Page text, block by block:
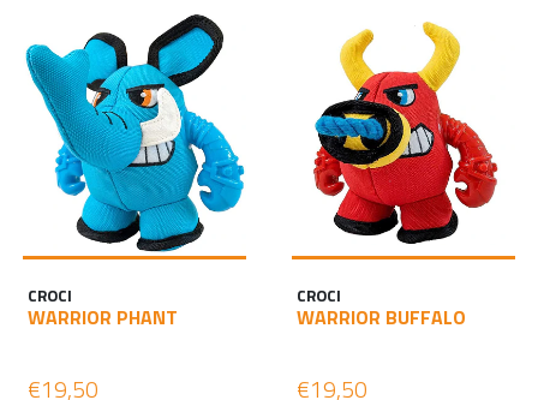
CROCI
WARRIOR PHANT
€19,50
CROCI
WARRIOR BUFFALO
€19,50